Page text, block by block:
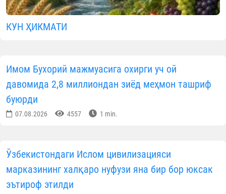
КУН ҲИКМАТИ
Имом Бухорий мажмуасига охирги уч ой
давомида 2,8 миллиондан зиёд меҳмон ташриф
буюрди
07.08.2026 4557 1 min.
Ўзбекистондаги Ислом цивилизацияси
марказининг халқаро нуфузи яна бир бор юксак
эътироф этилди